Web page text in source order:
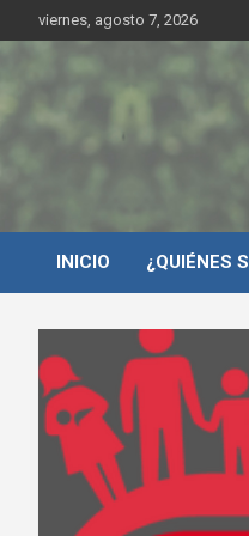
al
contenido
viernes, agosto 7, 2026
Innovar
INICIO ¿QUIÉNES